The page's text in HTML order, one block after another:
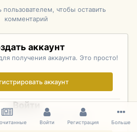
чтобы оставить
комментарий
аккаунт
получения аккаунта. Это просто!
аккаунт
Войти
Войдите здесь.
Войти Регистрация Больше